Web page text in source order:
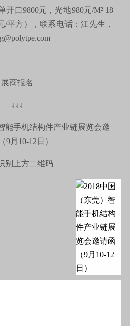
开口9800元，光地980元/M² 18
/平方），联系电话：江先生，
展商报名
↓↓↓
别上方二维码